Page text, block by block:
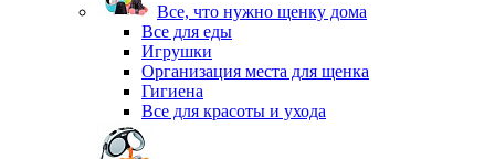
Все, что нужно щенку дома
Все для еды
Игрушки
Организация места для щенка
Гигиена
Все для красоты и ухода